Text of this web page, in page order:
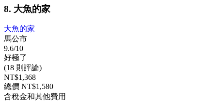
8. 大魚的家
大魚的家
馬公市
9.6/10
好極了
(18 則評論)
NT$1,368
總價 NT$1,580
含稅金和其他費用